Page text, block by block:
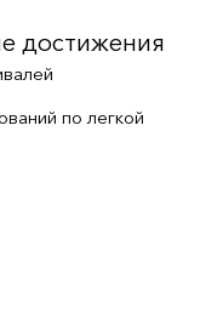
достижения
по легкой